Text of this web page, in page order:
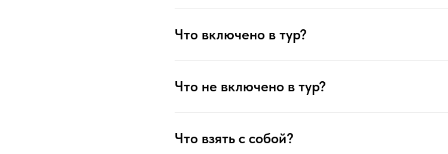
Что включено в тур?
Что не включено в тур?
Что взять с собой?